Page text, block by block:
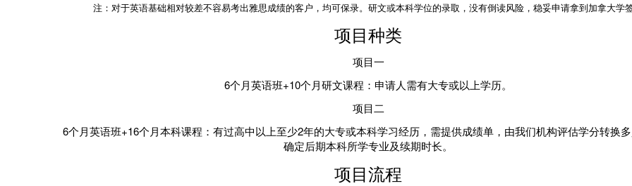
注：对于英语基础相对较差不容易考出雅思成绩的客户，均可保录。研文或本科学位的录取，没有倒读风险，稳妥申请拿到加拿大学
项目种类
项目一
6个月英语班+10个月研文课程 ：申请人需有大专或以上学历。
项目二
6个月英语班+16个月本科课程 ：有过高中以上至少2年的大专或本科学习经历，需提供成绩单，由我们机构评估学分转换
确定后期本科所学专业及续期时长。
项目流程